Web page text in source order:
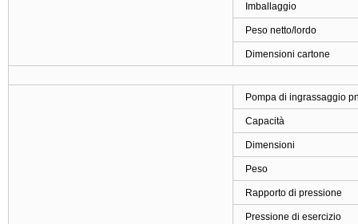
Imballaggio
Peso netto/lordo
Dimensioni cartone
Pompa di ingrassaggio
Capacità
Dimensioni
Peso
Rapporto di pressione
Pressione di esercizio